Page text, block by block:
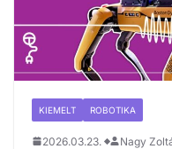
KIEMELT ROBOTIKA
2026.03.23. Nagy